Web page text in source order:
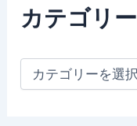
カテゴリー